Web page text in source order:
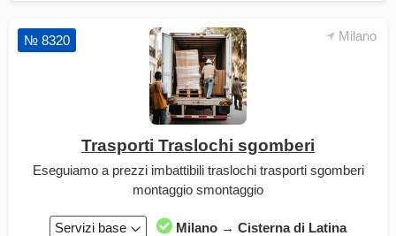
Milano
№ 8320
Trasporti Traslochi sgomberi
Eseguiamo a prezzi imbattibili traslochi trasporti sgomberi
montaggio smontaggio
Servizi base Milano → Cisterna di Latina